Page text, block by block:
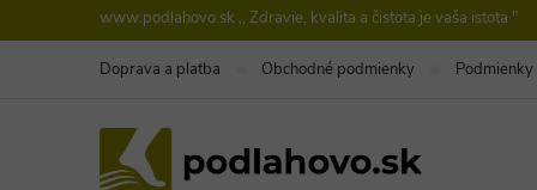
na
www.podlahovo.sk ,, Zdravie, kvalita a čistota je vaša istota "
Doprava a platba Obchodné podmienky Podmienky